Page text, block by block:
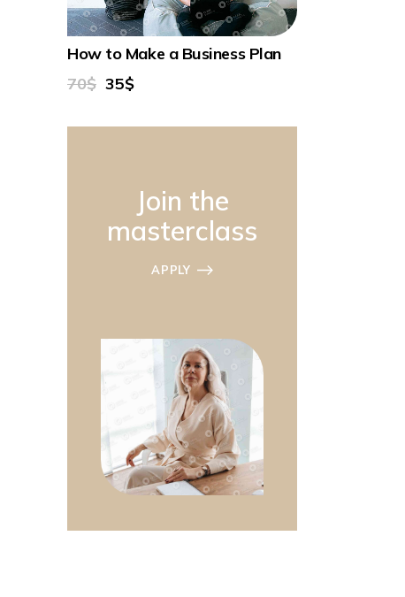
How to Make a Business Plan
70$ 35$
Join the
masterclass
APPLY